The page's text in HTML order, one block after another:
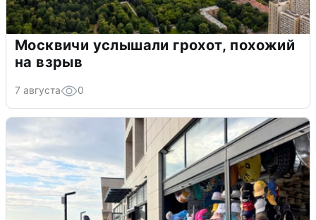
Москвичи услышали грохот, похожий
на взрыв
7 августа 0